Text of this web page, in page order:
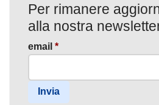
Per rimanere
alla nostra
email *
Invia